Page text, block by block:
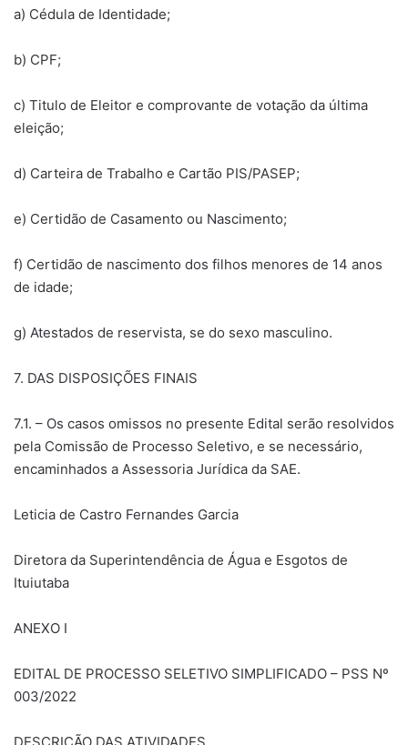
a) Cédula de Identidade;
b) CPF;
c) Titulo de Eleitor e comprovante de votação da última
eleição;
d) Carteira de Trabalho e Cartão PIS/PASEP;
e) Certidão de Casamento ou Nascimento;
f) Certidão de nascimento dos filhos menores de 14 anos
de idade;
g) Atestados de reservista, se do sexo masculino.
7. DAS DISPOSIÇÕES FINAIS
7.1. – Os casos omissos no presente Edital serão resolvidos
pela Comissão de Processo Seletivo, e se necessário,
encaminhados a Assessoria Jurídica da SAE.
Leticia de Castro Fernandes Garcia
Diretora da Superintendência de Água e Esgotos de
Ituiutaba
ANEXO I
EDITAL DE PROCESSO SELETIVO SIMPLIFICADO – PSS Nº
003/2022